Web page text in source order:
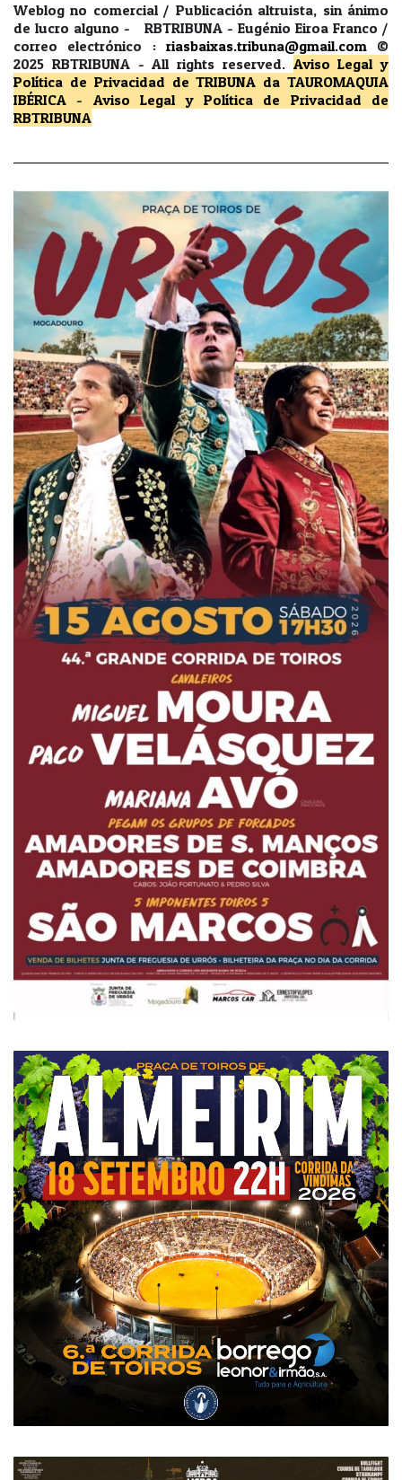
Weblog no comercial / Publicación altruista, sin ánimo
de lucro alguno - RBTRIBUNA - Eugénio Eiroa Franco /
correo electrónico : riasbaixas.tribuna@gmail.com
©
2025 RBTRIBUNA -All rights reserved. Aviso Legal y
Política de Privacidad de TRIBUNA da TAUROMAQUIA
IBÉRICA - Aviso Legal y Política de Privacidad
de
RBTRIBUNA